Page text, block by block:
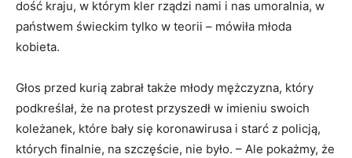
dość kraju, w którym kler rządzi nami i nas umoralnia, w
państwem świeckim tylko w teorii – mówiła młoda
kobieta.
Głos przed kurią zabrał także młody mężczyzna, który
podkreślał, że na protest przyszedł w imieniu swoich
koleżanek, które bały się koronawirusa i starć z policją,
których finalnie, na szczęście, nie było. – Ale pokażmy, że